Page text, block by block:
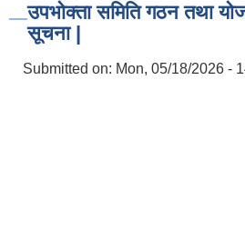
उपभोक्ता समिति गठन तथा
सूचना |
Submitted on: Mon, 05/18/2026 -